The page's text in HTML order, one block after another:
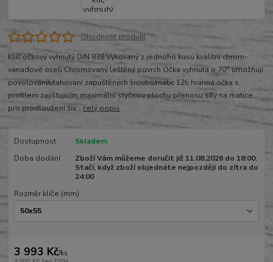
Ohodnotit produkt
Klíč očkový vyhnutý DIN 838 Vykovaný z jednoho kusu kvalitní chrom-
vanadové oceli Chromovaný leštěný povrch Očka vyhnutá o 70° umožňují
povolování/utahování zapuštěných šroubů/matic 12ti hranná očka s
profilem zajišťujícím maximální styčnou plochu přenosu síly na matice
pro prodloužení živ...celý popis
Dostupnost
Skladem
Doba dodání
Zboží Vám můžeme doručit již 11.08.2026 do 18:00.
Stačí, když zboží objednáte nejpozději do zítra do
24:00
Rozměr klíče (mm)
3 993 Kč/ks